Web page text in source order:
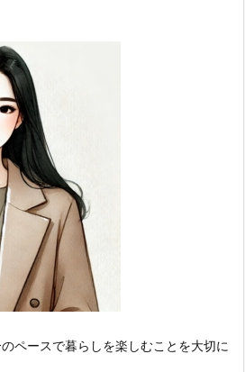
ペースで暮らしを楽しむことを大切に